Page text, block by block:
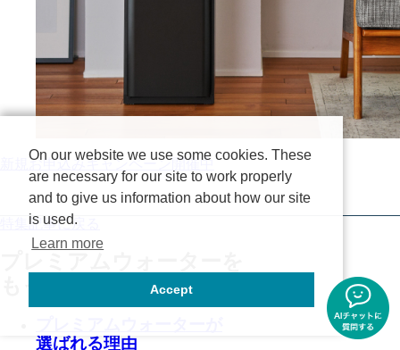
新規お申込みキャンペーン開催中
特集記事に戻る
選ばれる理由
On our website we use some cookies. These
are necessary for our site to work properly
and to give us information about how our site
is used.
Learn more
Accept